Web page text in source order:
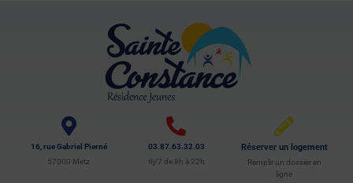
16, rue Gabriel Pierné
57000 Metz
03.87.63.32.03
6j/7 de 8h à 22h
Réserver un logement
Remplir un dossier en
ligne